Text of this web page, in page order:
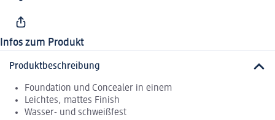
Infos zum Produkt
Produktbeschreibung
Foundation und Concealer in einem
Leichtes, mattes Finish
Wasser- und schweißfest